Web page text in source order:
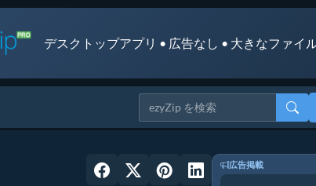
デスクトップアプリ • 広告なし • 大きなファイ
広告掲載